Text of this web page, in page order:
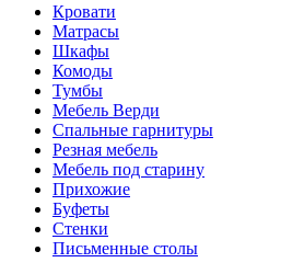
Кровати
Матрасы
Шкафы
Комоды
Тумбы
Мебель Верди
Спальные гарнитуры
Резная мебель
Мебель под старину
Прихожие
Буфеты
Стенки
Письменные столы